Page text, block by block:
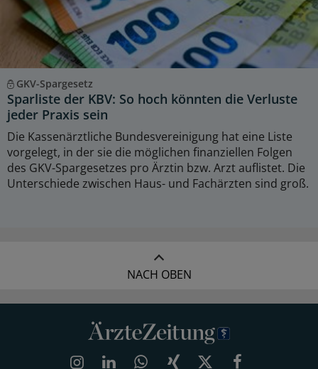
GKV-Spargesetz
Sparliste der KBV: So hoch könnten die Verluste
jeder Praxis sein
Die Kassenärztliche Bundesvereinigung hat eine Liste
vorgelegt, in der sie die möglichen finanziellen Folgen
des GKV-Spargesetzes pro Ärztin bzw. Arzt auflistet. Die
Unterschiede zwischen Haus- und Fachärzten sind groß.
NACH OBEN